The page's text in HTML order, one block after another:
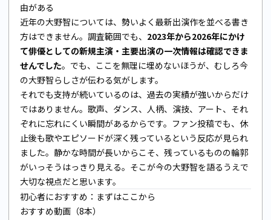
由がある
近年の大野智については、勢いよく最新出演作を並べる書き
方はできません。調査範囲でも、 2023年から2026年にかけ
て俳優としての新規主演・主要出演の一次情報は確認できま
せんでした。でも、ここを無理に埋めないほうが、むしろ今
の大野智らしさが伝わる気がします。
それでも支持が続いているのは、過去の実績が強いからだけ
ではありません。歌声、ダンス、人柄、演技、アート、それ
ぞれに忘れにくい瞬間があるからです。ファン投稿でも、休
止後も歌やエピソードが深く残っているという反応が見られ
ました。静かな時間が長いからこそ、残っているものの輪郭
がいっそうはっきり見える。そこが今の大野智を語るうえで
大切な視点だと思います。
初心者におすすめ：まずはここから
おすすめ動画（8本）